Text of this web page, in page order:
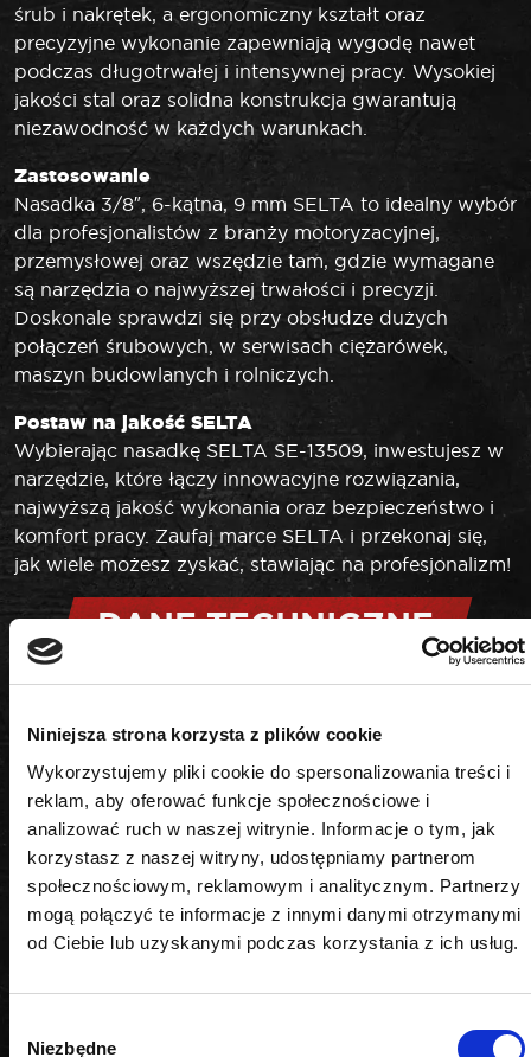
Niniejsza strona korzysta z plików cookie
Wykorzystujemy pliki cookie do spersonalizowania treści i
reklam, aby oferować funkcje społecznościowe i
analizować ruch w naszej witrynie. Informacje o tym, jak
korzystasz z naszej witryny, udostępniamy partnerom
społecznościowym, reklamowym i analitycznym. Partnerzy
mogą połączyć te informacje z innymi danymi otrzymanymi
od Ciebie lub uzyskanymi podczas korzystania z ich usług.
zgody
Niezbędne
śrub i nakrętek, a ergonomiczny kształt oraz
precyzyjne wykonanie zapewniają wygodę nawet
podczas długotrwałej i intensywnej pracy. Wysokiej
jakości stal oraz solidna konstrukcja gwarantują
niezawodność w każdych warunkach.
Zastosowanie
Nasadka 3/8″, 6-kątna, 9 mm SELTA to idealny wybór
dla profesjonalistów z branży motoryzacyjnej,
przemysłowej oraz wszędzie tam, gdzie wymagane
są narzędzia o najwyższej trwałości i precyzji.
Doskonale sprawdzi się przy obsłudze dużych
połączeń śrubowych, w serwisach ciężarówek,
maszyn budowlanych i rolniczych.
Postaw na jakość SELTA
Wybierając nasadkę SELTA SE-13509, inwestujesz w
narzędzie, które łączy innowacyjne rozwiązania,
najwyższą jakość wykonania oraz bezpieczeństwo i
komfort pracy. Zaufaj marce SELTA i przekonaj się,
jak wiele możesz zyskać, stawiając na profesjonalizm!
DANE TECHNICZNE
Kształt
6-kątny
Napęd
3/8"
Rozmiar